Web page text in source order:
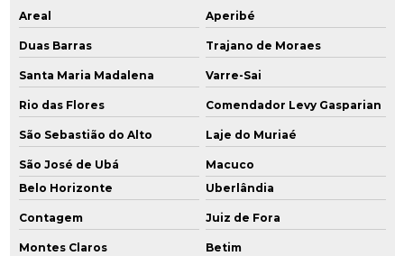
Monitoramento da qualidade da água subterrânea
Monitoramento para encerramento
Orçamento licenciamento ambiental
Perfuração e instalação de poços de monitoramento
Perfuração de poço de monitoramento
Areal Aperibé
Duas Barras Trajano de Moraes
Santa Maria Madalena Varre-Sai
Rio das Flores Comendador Levy Gasparian
São Sebastião do Alto Laje do Muriaé
São José de Ubá
Macuco
Belo Horizonte
Uberlândia
Contagem Juiz de Fora
Montes Claros Betim